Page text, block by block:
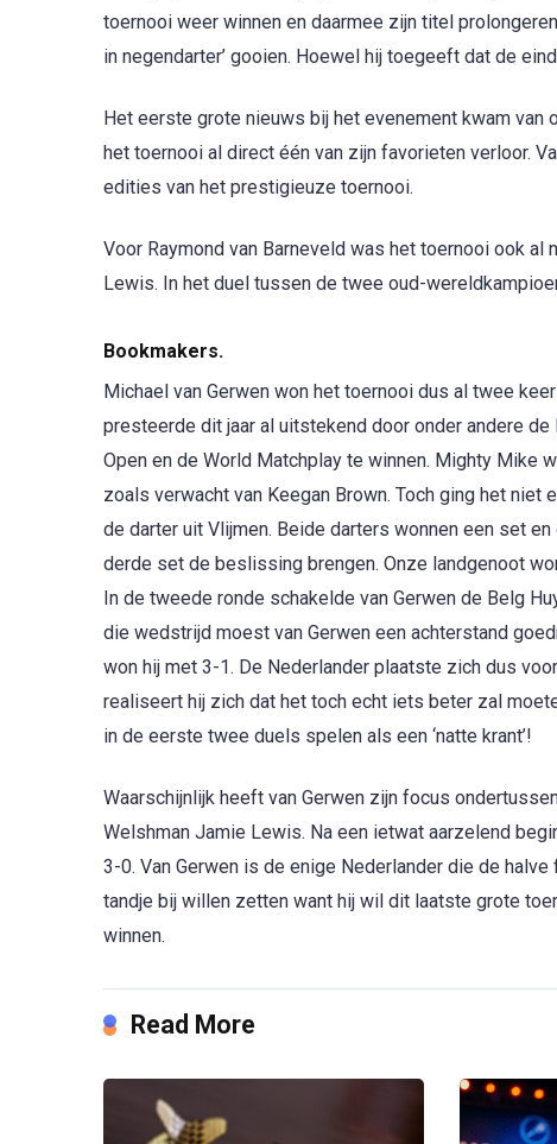
toernooi weer winnen en daarmee zijn titel
in negendarter’ gooien. Hoewel hij toegeeft dat de
Het eerste grote nieuws bij het evenement kwam van
het toernooi al direct één van zijn favorieten verloor.
edities van het prestigieuze toernooi.
Voor Raymond van Barneveld was het toernooi ook
Lewis. In het duel tussen de twee oud-
Bookmakers.
Michael van Gerwen won het toernooi dus al twee
presteerde dit jaar al uitstekend door onder andere de
Open en de World Matchplay te winnen. Mighty Mike
zoals verwacht van Keegan Brown. Toch ging het niet
de darter uit Vlijmen. Beide darters wonnen een set
derde set de beslissing brengen. Onze landgenoot
In de tweede ronde schakelde van Gerwen de Belg
die wedstrijd moest van Gerwen een achterstand
won hij met 3-1. De Nederlander plaatste zich dus
realiseert hij zich dat het toch echt iets beter zal
in de eerste twee duels spelen als een ‘natte krant’!
Waarschijnlijk heeft van Gerwen zijn focus
Welshman Jamie Lewis. Na een ietwat aarzelend
3-0. Van Gerwen is de enige Nederlander die de
tandje bij willen zetten want hij wil dit laatste grote
winnen.
Read More